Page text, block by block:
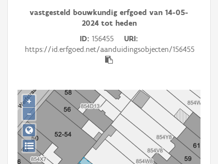
Aanduidingsobject
Thema
Persoon of collectief
Downloads
Hergebruik
Aanmelden
vastgesteld bouwkundig erfgoed van 14-05-
2024tot heden
ID 156455
URI
https://id.erfgoed.net/aanduidingsobjecten/156455
+
−